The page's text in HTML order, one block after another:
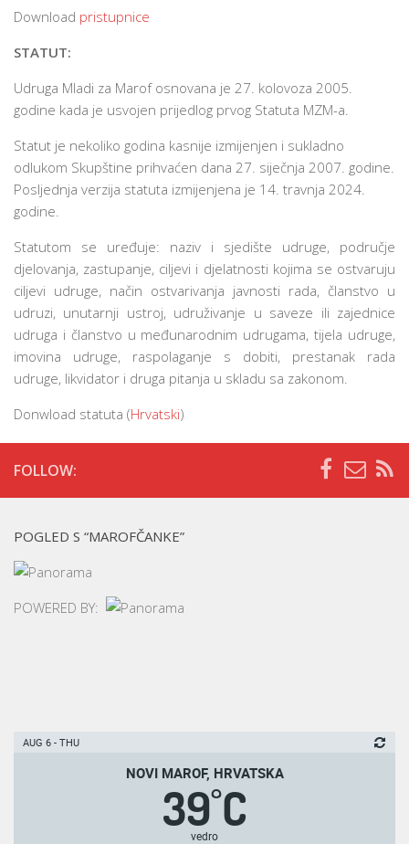
Download pristupnice
STATUT:
Udruga Mladi za Marof osnovana je 27. kolovoza 2005.
godine kada je usvojen prijedlog prvog Statuta MZM-a.
Statut je nekoliko godina kasnije izmijenjen i sukladno
odlukom Skupštine prihvaćen dana 27. siječnja 2007. godine.
Posljednja verzija statuta izmijenjena je 14. travnja 2024.
godine.
Statutom se uređuje: naziv i sjedište udruge, područje
djelovanja, zastupanje, ciljevi i djelatnosti kojima se ostvaruju
ciljevi udruge, način ostvarivanja javnosti rada, članstvo u
udruzi, unutarnji ustroj, udruživanje u saveze ili zajednice
udruga i članstvo u međunarodnim udrugama, tijela udruge,
imovina udruge, raspolaganje s dobiti, prestanak rada
udruge, likvidator i druga pitanja u skladu sa zakonom.
Donwload statuta (Hrvatski)
FOLLOW:
POGLED S “MAROFČANKE”
POWERED BY:
AUG 6 - THU
NOVI MAROF, HRVATSKA
39°C
vedro